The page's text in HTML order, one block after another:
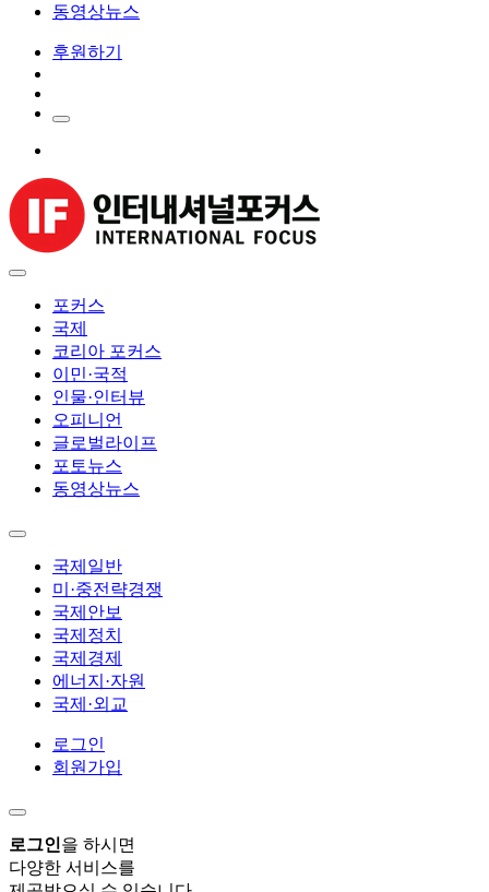
동영상뉴스
후원하기
포커스
국제
코리아 포커스
이민·국적
인물·인터뷰
오피니언
글로벌라이프
포토뉴스
동영상뉴스
국제일반
미·중전략경쟁
국제안보
국제정치
국제경제
에너지·자원
국제·외교
로그인
회원가입
로그인을 하시면
다양한 서비스를